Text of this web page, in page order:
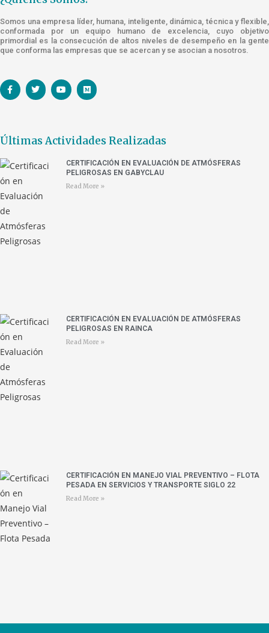
Somos una empresa líder, humana, inteligente, dinámica, técnica y flexible,
conformada por un equipo humano de excelencia, cuyo objetivo
primordial es la consecución de altos niveles de desempeño en la gente
que conforma las empresas que se acercan y se asocian a nosotros.
Últimas Actividades Realizadas
CERTIFICACIÓN EN EVALUACIÓN DE ATMÓSFERAS
PELIGROSAS EN GABYCLAU
Read More »
CERTIFICACIÓN EN EVALUACIÓN DE ATMÓSFERAS
PELIGROSAS EN RAINCA
Read More »
CERTIFICACIÓN EN MANEJO VIAL PREVENTIVO – FLOTA
PESADA EN SERVICIOS Y TRANSPORTE SIGLO 22
Read More »